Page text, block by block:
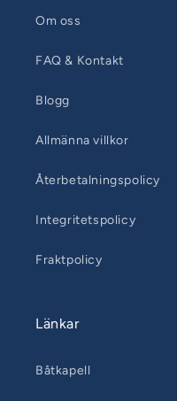
Om oss
FAQ & Kontakt
Blogg
Allmänna villkor
Återbetalningspolicy
Integritetspolicy
Fraktpolicy
Länkar
Båtkapell